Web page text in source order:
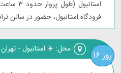
فرودگاه استانبول، حضور در سالن
روز 16
محل: ✈️ استانبول - تهران